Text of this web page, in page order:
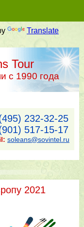
Translate
Tour
с 1990 года
232-32-25
517-15-17
soleans@sovintel.ru
2021